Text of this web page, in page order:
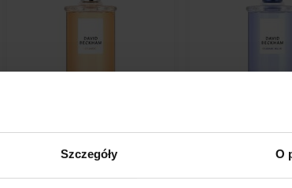
Szczegóły O
David Beckham Classic Eau
de Toilette Woda toaletowa
Z 50ml - do 100ml
David Beckham
Eau de Toilette
Z 50ml - do 100ml